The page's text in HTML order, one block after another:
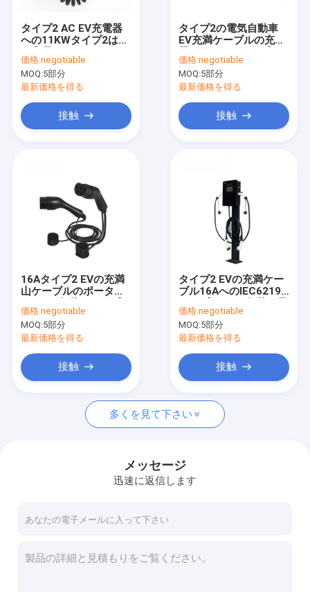
動画
私達について
品質管理
引用を要求しなさい
携帯用evの充電器
Wallbox EVの充電器
タイプ2 AC EV充電器
への11KWタイプ2はEV
プラグを導く16A
3Phase 5Mをケーブル
で通信する
価格:negotiable
MOQ:5部分
最新価格を得る
接触
タイプ2の電気自動車
EV充満ケーブルの充電
16A 3Phase 5Mを導く
価格:negotiable
MOQ:5部分
最新価格を得る
接触
16Aタイプ2 EVの充満
山ケーブルのポータブ
ケーブル11のKwの電気
自動車の充電器
価格:negotiable
MOQ:5部分
最新価格を得る
接触
タイプ2 EVの充満ケー
ブル16AへのIEC62196
気自動車車の充電器
価格:negotiable
MOQ:5部分
最新価格を得る
接触
多くを見て下さい
メッセージ
迅速に返信します